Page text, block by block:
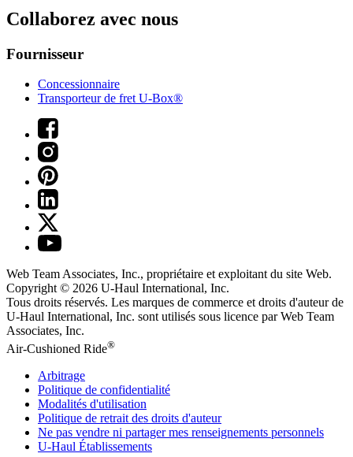
Collaborez avec nous
Fournisseur
Concessionnaire
Transporteur de fret U-Box®
Web Team Associates, Inc., propriétaire et exploitant du site Web.
Copyright © 2026 U-Haul International, Inc.
Tous droits réservés. Les marques de commerce et droits d'auteur de
U-Haul International, Inc. sont utilisés sous licence par Web Team
Associates, Inc.
Air-Cushioned Ride®
Arbitrage
Politique de confidentialité
Modalités d'utilisation
Politique de retrait des droits d'auteur
Ne pas vendre ni partager mes renseignements personnels
U-Haul Établissements